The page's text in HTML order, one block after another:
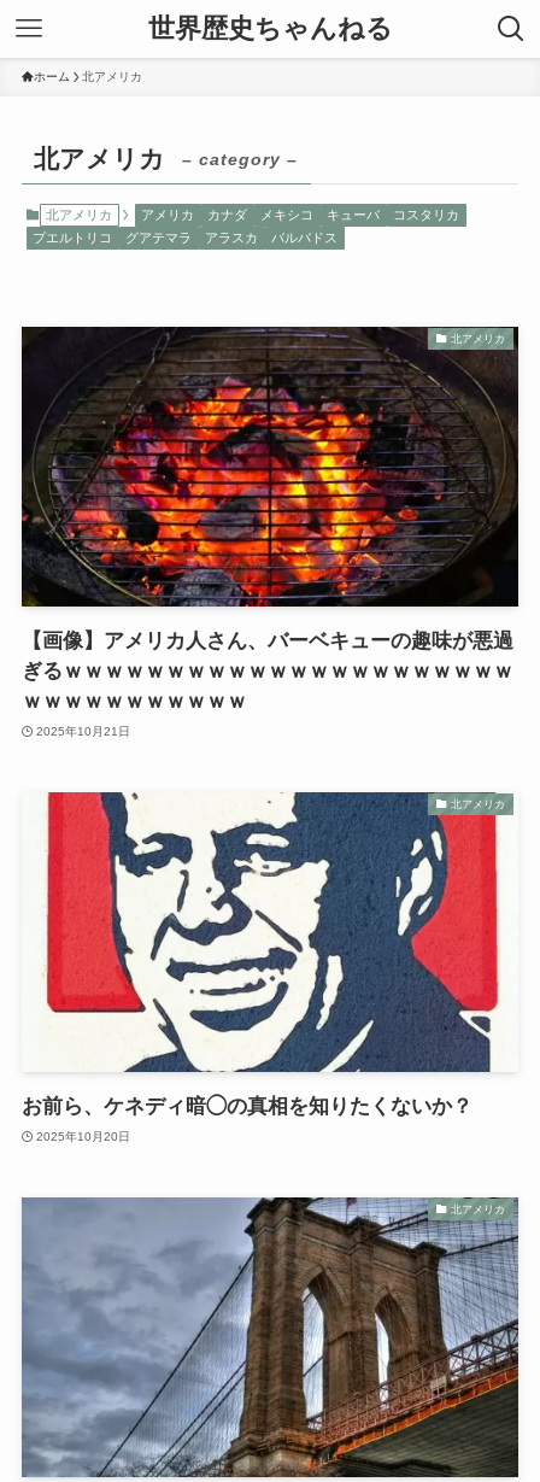
世界歴史ちゃんねる
ホーム 北アメリカ
北アメリカ – category –
北アメリカ アメリカ カナダ メキシコ キューバ
コスタリカ
プエルトリコ
グアテマラ アラスカ バルバドス
北アメリカ
【画像】アメリカ人さん、バーベキューの趣味が悪過
ぎるｗｗｗｗｗｗｗｗｗｗｗｗｗｗｗｗｗｗｗｗｗｗ
ｗｗｗｗｗｗｗｗｗｗｗ
2025年10月21日
北アメリカ
お前ら、ケネディ暗◯の真相を知りたくないか？
2025年10月20日
北アメリカ